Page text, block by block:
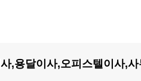
,용달이사,오피스텔이사,